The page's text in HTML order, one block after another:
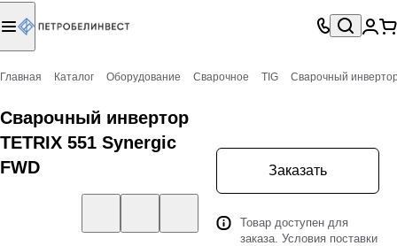
Главная Каталог Оборудование Сварочное TIG Сварочный
Сварочный инвертор
TETRIX 551 Synergic
FWD
Заказать
Товар доступен для
заказа. Условия поставки